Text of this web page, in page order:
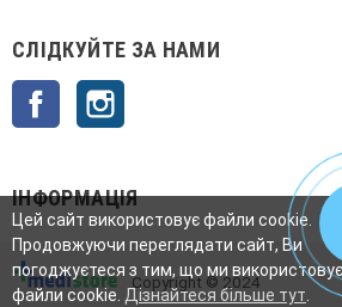
СЛІДКУЙТЕ ЗА НАМИ
Facebook
ІНФОРМАЦІЯ
Copyright © 2024
Цей сайт використовує файли cookie.
Продовжуючи переглядати сайт, Ви
погоджуєтеся з тим, що ми
файли cookie. Дізнайтеся більше тут